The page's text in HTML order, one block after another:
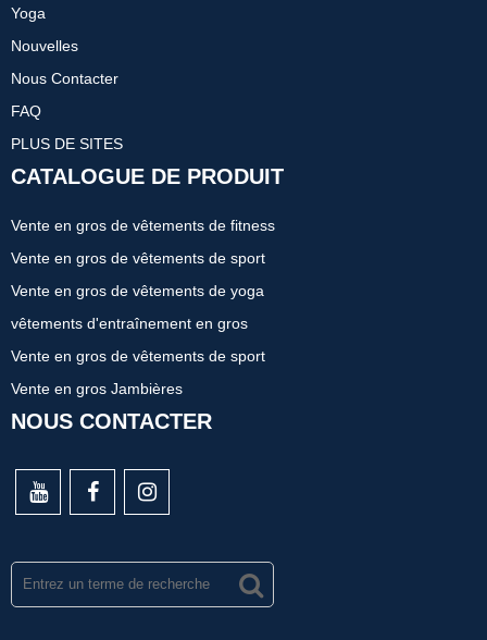
Yoga
Nouvelles
Nous Contacter
FAQ
PLUS DE SITES
CATALOGUE DE PRODUIT
Vente en gros de vêtements de fitness
Vente en gros de vêtements de sport
Vente en gros de vêtements de yoga
vêtements d'entraînement en gros
Vente en gros de vêtements de sport
Vente en gros Jambières
NOUS CONTACTER